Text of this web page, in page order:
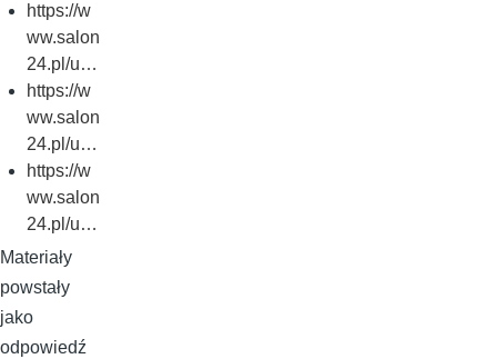
https://w
ww.salon
24.pl/u…
https://w
ww.salon
24.pl/u…
https://w
ww.salon
24.pl/u…
Materiały
powstały
jako
odpowiedź